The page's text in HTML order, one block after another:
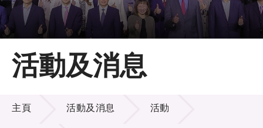
主頁
關於LSCM
技術商品化
活動及消息
活動及消息
主頁 活動及消息 活動